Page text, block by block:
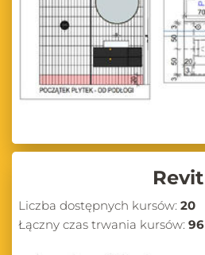
Revit
Liczba dostępnych kursów: 20
Łączny czas trwania kursów: 96